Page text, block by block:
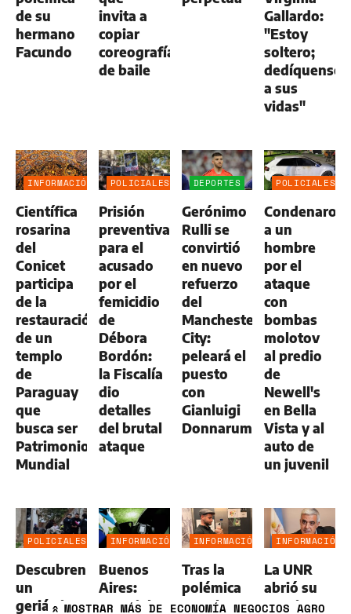
de su
hermano
Facundo
invita a
copiar
coreografías
de baile
Gallardo:
"Estoy
soltero;
dedíquense
a sus
vidas"
INFORMACIÓN
Científica
rosarina
del
Conicet
participa
de la
restauración
de un
templo
de
Paraguay
que
busca ser
Patrimonio
Mundial
POLICIALES
Prisión
preventiva
para el
acusado
por el
femicidio
de
Débora
Bordón:
la Fiscalía
dio
detalles
del brutal
ataque
DEPORTES
Gerónimo
Rulli se
convirtió
en nuevo
refuerzo
del
Manchester
City:
peleará el
puesto
con
Gianluigi
Donnarumma
POLICIALES
Condenaron
a un
hombre
por el
ataque
con
bombas
molotov
al predio
de
Newell's
en Bella
Vista y al
auto de
un juvenil
POLICIALES
Descubren
un
geriátrico
INFORMACIÓN
Buenos
Aires:
manejaba
INFORMACIÓN
Tras la
polémica
por el
INFORMACIÓN
La UNR
abrió su
propia
» MOSTRAR MÁS DE ECONOMÍA NEGOCIOS AGRO